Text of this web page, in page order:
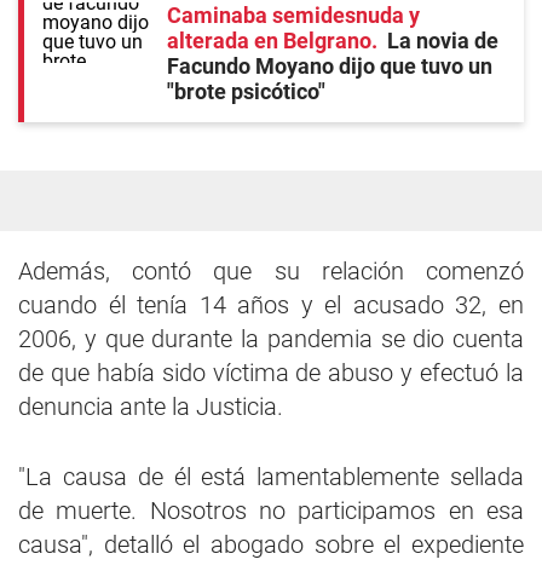
Caminaba semidesnuda y
alterada en Belgrano
La novia de
Facundo Moyano dijo que tuvo un
"brote psicótico"
Además, contó que su relación comenzó
cuando él tenía 14 años y el acusado 32, en
2006, y que durante la pandemia se dio cuenta
de que había sido víctima de abuso y efectuó la
denuncia ante la Justicia.
"La causa de él está lamentablemente sellada
de muerte. Nosotros no participamos en esa
causa", detalló el abogado sobre el expediente